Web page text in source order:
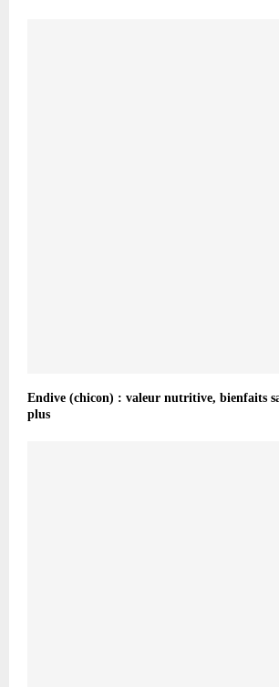
Endive (chicon) : valeur nutritive, bienfaits
plus